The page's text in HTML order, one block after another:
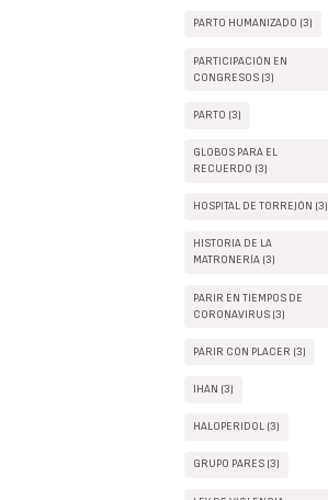
PARTO HUMANIZADO (3)
PARTICIPACIÓN EN
CONGRESOS (3)
PARTO (3)
GLOBOS PARA EL
RECUERDO (3)
HOSPITAL DE TORREJÓN (3)
HISTORIA DE LA
MATRONERÍA (3)
PARIR EN TIEMPOS DE
CORONAVIRUS (3)
PARIR CON PLACER (3)
IHAN (3)
HALOPERIDOL (3)
GRUPO PARES (3)